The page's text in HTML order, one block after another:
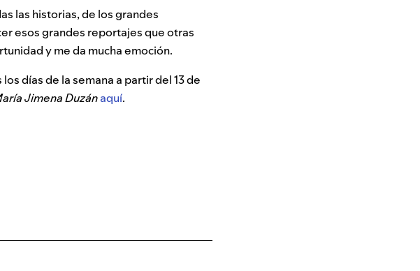
las historias, de los grandes
esos grandes reportajes que otras
y me da mucha emoción.
días de la semana a partir del 13 de
Jimena Duzánaquí.